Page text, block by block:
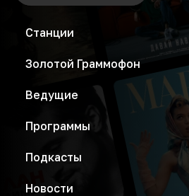
Станции
Золотой Граммофон
Ведущие
Программы
Подкасты
Новости